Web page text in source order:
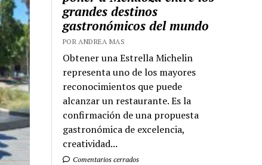
grandes destinos
gastronómicos del mundo
POR ANDREA MAS
Obtener una Estrella Michelin
representa uno de los mayores
reconocimientos que puede
alcanzar un restaurante. Es la
confirmación de una propuesta
gastronómica de excelencia,
creatividad...
Comentarios cerrados